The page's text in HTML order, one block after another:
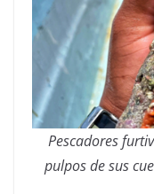
Pescadores
pulpos de sus